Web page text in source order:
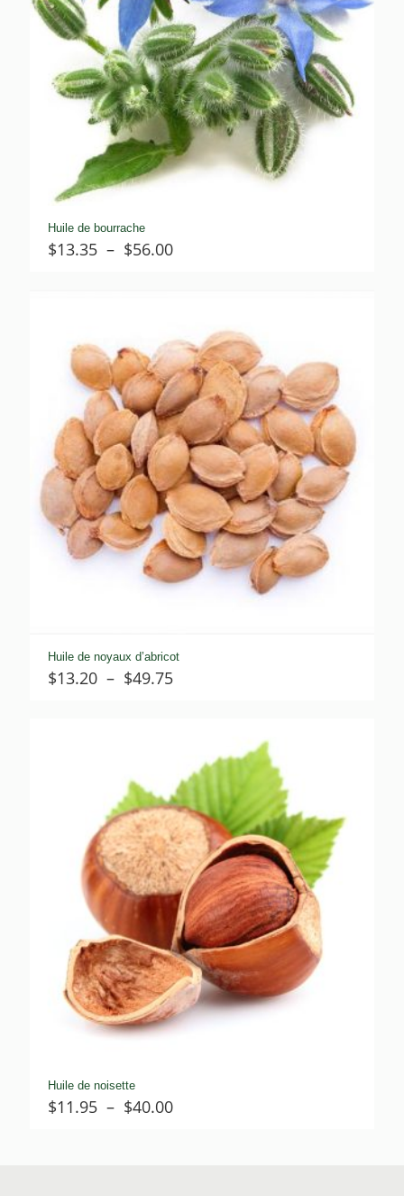
Huile de bourrache
$13.35 – $56.00Plage
$56.00
Huile de noyaux d’abricot
$13.20 – $49.75Plage
$49.75
Huile de noisette
$11.95 – $40.00Plage